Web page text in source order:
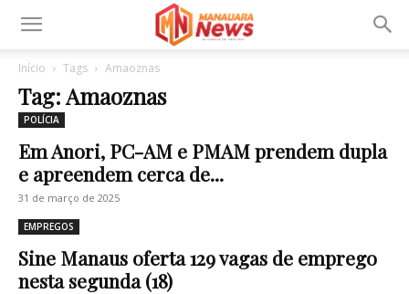
Início Tags Amaoznas
Tag: Amaoznas
POLÍCIA
Em Anori, PC-AM e PMAM prendem dupla
e apreendem cerca de...
31 de março de 2025
EMPREGOS
Sine Manaus oferta 129 vagas de emprego
nesta segunda (18)